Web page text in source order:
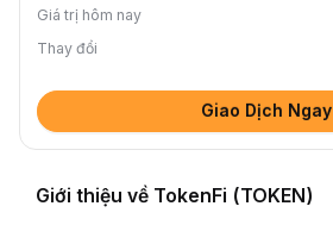
Giá trị hôm nay
Thay đổi
Giao Dịch Ngay
Giới thiệu về TokenFi (TOKEN)